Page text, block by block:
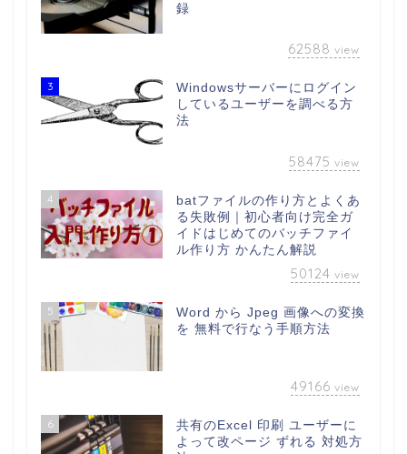
録
62588 view
3
Windowsサーバーにログイン
しているユーザーを調べる方
法
58475 view
4
batファイルの作り方とよくあ
る失敗例｜初心者向け完全ガ
イドはじめてのバッチファイ
ル作り方 かんたん解説
50124 view
5
Word から Jpeg 画像への変換
を 無料で行なう手順方法
49166 view
6
共有のExcel 印刷 ユーザーに
よって改ページ ずれる 対処方